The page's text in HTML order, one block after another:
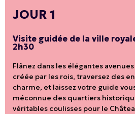
JOUR 1
Visite guidée de la ville
2h30
Flânez dans les élégantes
créée par les rois, traversez des
charme, et laissez votre guide
méconnue des quartiers
véritables coulisses pour le